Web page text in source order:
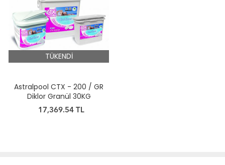
TÜKENDİ
Astralpool CTX - 200 / GR
Diklor Granül 30KG
17,369.54 TL